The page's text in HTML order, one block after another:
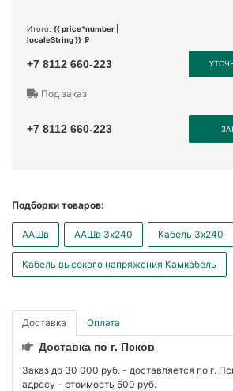
Итого: {{ price*number |
localeString }}
+7 8112 660-223
Под заказ
+7 8112 660-223
Подборки товаров:
ААШв ААШв 3x240 Кабель 3x240
Кабель высокого напряжения Камкабель
Доставка Оплата
Доставка по г. Псков
Заказ до 30 000 руб. - доставляется по г.
адресу - стоимость 500 руб.